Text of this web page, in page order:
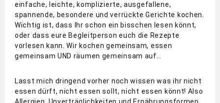
einfache, leichte, komplizierte, ausgefallene,
spannende, besondere und verrückte Gerichte kochen.
Wichtig ist, dass Ihr schon ein bisschen lesen könnt,
oder dass eure Begleitperson euch die Rezepte
vorlesen kann. Wir kochen gemeinsam, essen
gemeinsam UND räumen gemeinsam auf…
Lasst mich dringend vorher noch wissen was ihr nicht
essen dürft, nicht essen sollt, nicht essen könnt! Also